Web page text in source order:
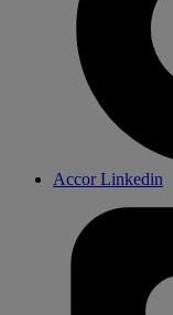
Accor Linkedin